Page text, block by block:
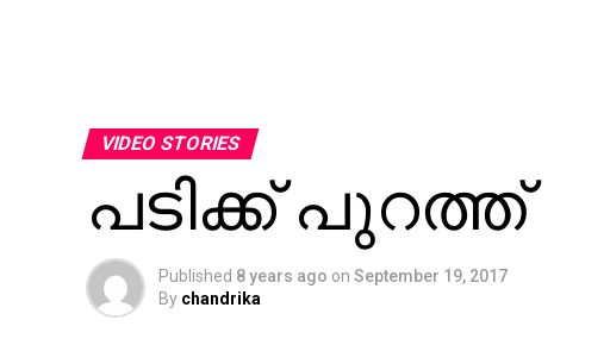
VIDEO STORIES
പടിക്ക് പുറത്ത്
Published 8 years ago on September 19, 2017
By chandrika